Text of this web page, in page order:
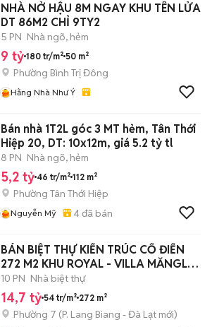
NHÀ NỞ HẬU 8M NGAY KHU TÊN LỬA
DT 86M2 CHỈ 9TY2
5 PN Nhà ngõ, hẻm
9 tỷ 180 tr/m² 50 m²
Phường Bình Trị Đông
Hằng Nhà Như Ý
Bán nhà 1T2L góc 3 MT hẻm, Tân Thới
Hiệp 20, DT: 10x12m, giá 5.2 tỷ tl
8 PN Nhà ngõ, hẻm
5,2 tỷ 46 tr/m² 112 m²
Phường Tân Thới Hiệp
Nguyễn Mỹ 4đã bán
BÁN BIỆT THỰ KIẾN TRÚC CỔ ĐIỂN
272 M2 KHU ROYAL - VILLA MĂNGLIN
P7
10 PN Nhà biệt thự
14,7 tỷ 54 tr/m² 272 m²
Phường 7 (P. Lang Biang - Đà Lạt mới)